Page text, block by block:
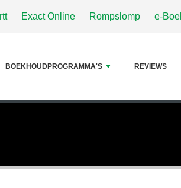
Exact Online Rompslomp e-
BOEKHOUDPROGRAMMA'S REVIEWS